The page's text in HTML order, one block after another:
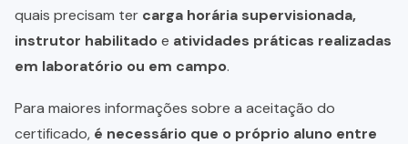
quais precisam ter carga horária supervisionada,
instrutor habilitadoe atividades práticas realizadas
em laboratório ou em campo.
Para maiores informações sobre a aceitação do
certificado, é necessário que o próprio aluno entre